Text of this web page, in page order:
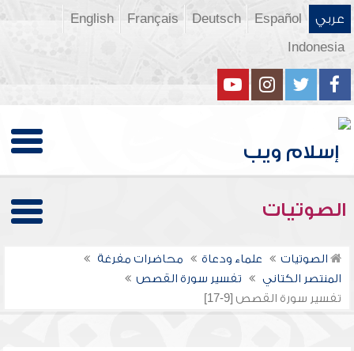
عربي Español
Deutsch
Français
English
Indonesia
الصوتيات
الصوتيات علماء ودعاة
محاضرات مفرغة
المنتصر الكتاني
تفسير سورة القصص
تفسير سورة القصص [9-17]